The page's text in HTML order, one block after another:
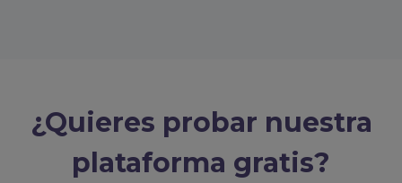
¿Quieres probar nuestra
plataforma gratis?